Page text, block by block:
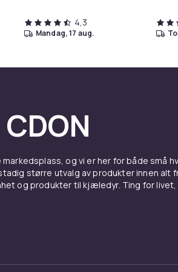
4,3
mandag, 17 aug.
markedsplass, og vi er her for både små
større utvalg av produkter innen alt
og produkter til kjæledyr. Ting for